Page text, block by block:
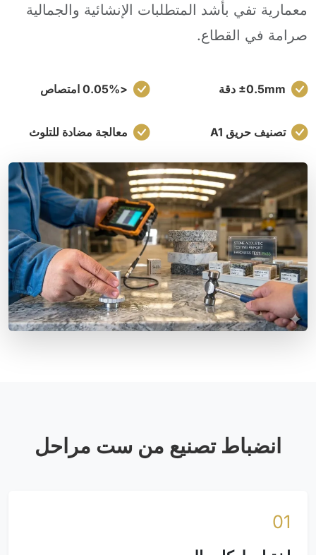
معمارية تفي بأشد المتطلبات الإنشائية والجمالية
صرامة في القطاع.
±0.5mm دقة <0.05% امتصاص
تصنيف حريق A1 معالجة مضادة للتلوث
انضباط تصنيع من ست مراحل
01